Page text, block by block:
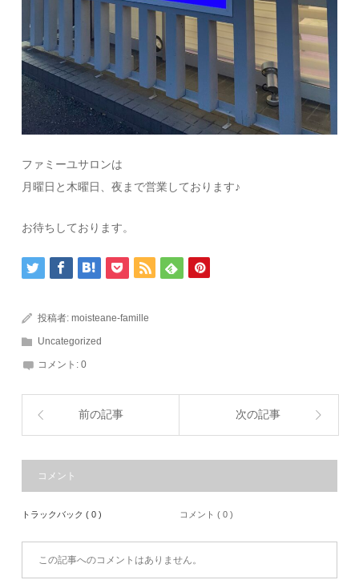
ファミーユサロンは
月曜日と木曜日、夜まで営業しております♪
お待ちしております。
投稿者:moisteane-famille
Uncategorized
コメント:0
前の記事 次の記事
コメント
トラックバック ( 0 ) コメント ( 0 )
この記事へのコメントはありません。